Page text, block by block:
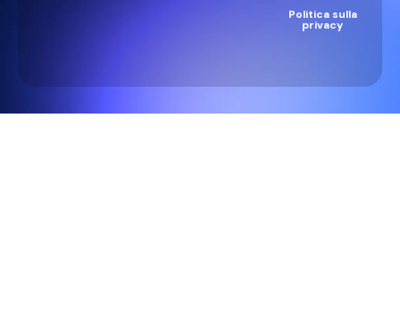
Politica sulla
privacy